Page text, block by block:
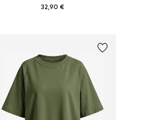
32,90 €